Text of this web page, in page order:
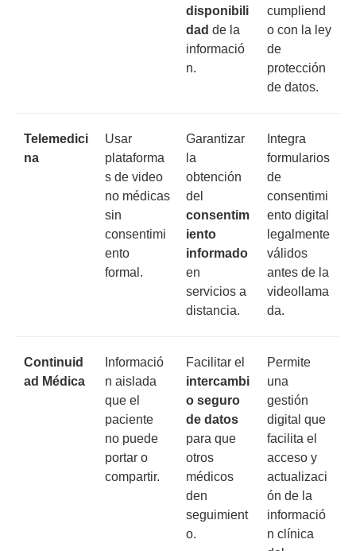
disponibili
dad de la
informació
n.
cumpliend
o con la ley
de
protección
de datos.
Telemedici
na
Usar
plataforma
s de video
no médicas
sin
consentimi
ento
formal.
Garantizar
la
obtención
del
consentim
iento
informado
en
servicios a
distancia.
Integra
formularios
de
consentimi
ento digital
legalmente
válidos
antes de la
videollama
da.
Continuid
ad Médica
Informació
n aislada
que el
paciente
no puede
portar o
compartir.
Facilitar el
intercambi
o seguro
de datos
para que
otros
médicos
den
seguimient
o.
Permite
una
gestión
digital que
facilita el
acceso y
actualizaci
ón de la
informació
n clínica